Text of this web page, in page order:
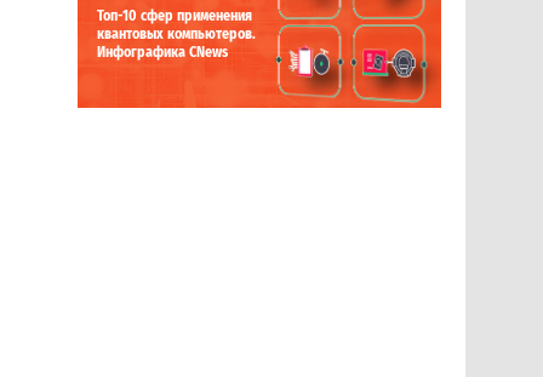
Топ-10 сфер применения
квантовых компьютеров.
Инфографика CNews